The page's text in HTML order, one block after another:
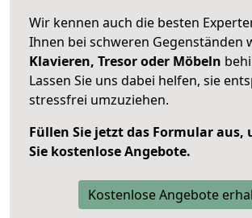
Wir kennen auch die besten
Ihnen bei schweren Gegenständen
Klavieren, Tresor oder Möbeln
Lassen Sie uns dabei helfen, sie
stressfrei umzuziehen.
Füllen Sie jetzt das Formular aus,
Sie kostenlose Angebote.
Kostenlose Angebote